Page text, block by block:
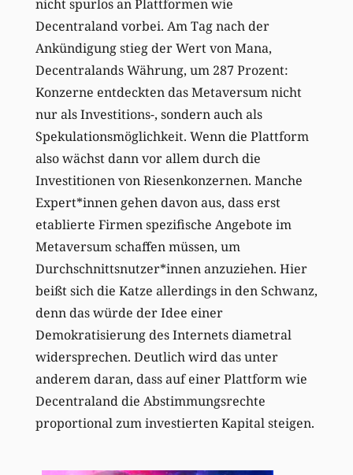
nicht spurlos an Plattformen wie
Decentraland vorbei. Am Tag nach der
Ankündigung stieg der Wert von Mana,
Decentralands Währung, um 287 Prozent:
Konzerne entdeckten das Metaversum nicht
nur als Investitions-, sondern auch als
Spekulationsmöglichkeit. Wenn die Plattform
also wächst dann vor allem durch die
Investitionen von Riesenkonzernen. Manche
Expert*innen gehen davon aus, dass erst
etablierte Firmen spezifische Angebote im
Metaversum schaffen müssen, um
Durchschnittsnutzer*innen anzuziehen. Hier
beißt sich die Katze allerdings in den Schwanz,
denn das würde der Idee einer
Demokratisierung des Internets diametral
widersprechen. Deutlich wird das unter
anderem daran, dass auf einer Plattform wie
Decentraland die Abstimmungsrechte
proportional zum investierten Kapital steigen.